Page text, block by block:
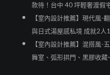
款待！台中 40 坪輕奢渡假
【室內設計推薦】現代風-
與日式湯屋感私境 成就2人
【室內設計推薦】混搭風-
舞室、弧形拱門、黑膠收